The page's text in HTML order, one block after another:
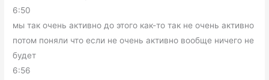
6:50
мы так очень активно до этого как-то так не очень активно
потом поняли что если не очень активно вообще ничего не
будет
6:56